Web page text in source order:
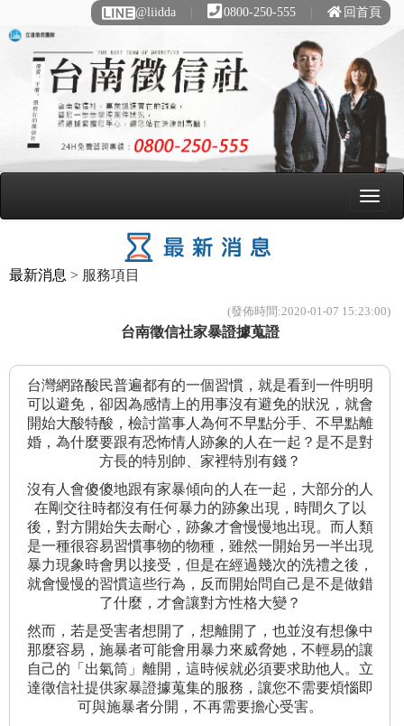
@liidda 0800-250-555 回首頁
最新消息 > 服務項目
(發佈時間:2020-01-07 15:23:00)
台南徵信社家暴證據蒐證
台灣網路酸民普遍都有的一個習慣，就是看到一件明明
可以避免，卻因為感情上的用事沒有避免的狀況，就會
開始大酸特酸，檢討當事人為何不早點分手、不早點離
婚，為什麼要跟有恐怖情人跡象的人在一起？是不是對
方長的特別帥、家裡特別有錢？
沒有人會傻傻地跟有家暴傾向的人在一起，大部分的人
在剛交往時都沒有任何暴力的跡象出現，時間久了以
後，對方開始失去耐心，跡象才會慢慢地出現。而人類
是一種很容易習慣事物的物種，雖然一開始另一半出現
暴力現象時會男以接受，但是在經過幾次的洗禮之後，
就會慢慢的習慣這些行為，反而開始問自己是不是做錯
了什麼，才會讓對方性格大變？
然而，若是受害者想開了，想離開了，也並沒有想像中
那麼容易，施暴者可能會用暴力來威脅她，不輕易的讓
自己的「出氣筒」離開，這時候就必須要求助他人。立
達徵信社提供家暴證據蒐集的服務，讓您不需要煩惱即
可與施暴者分開，不再需要擔心受害。